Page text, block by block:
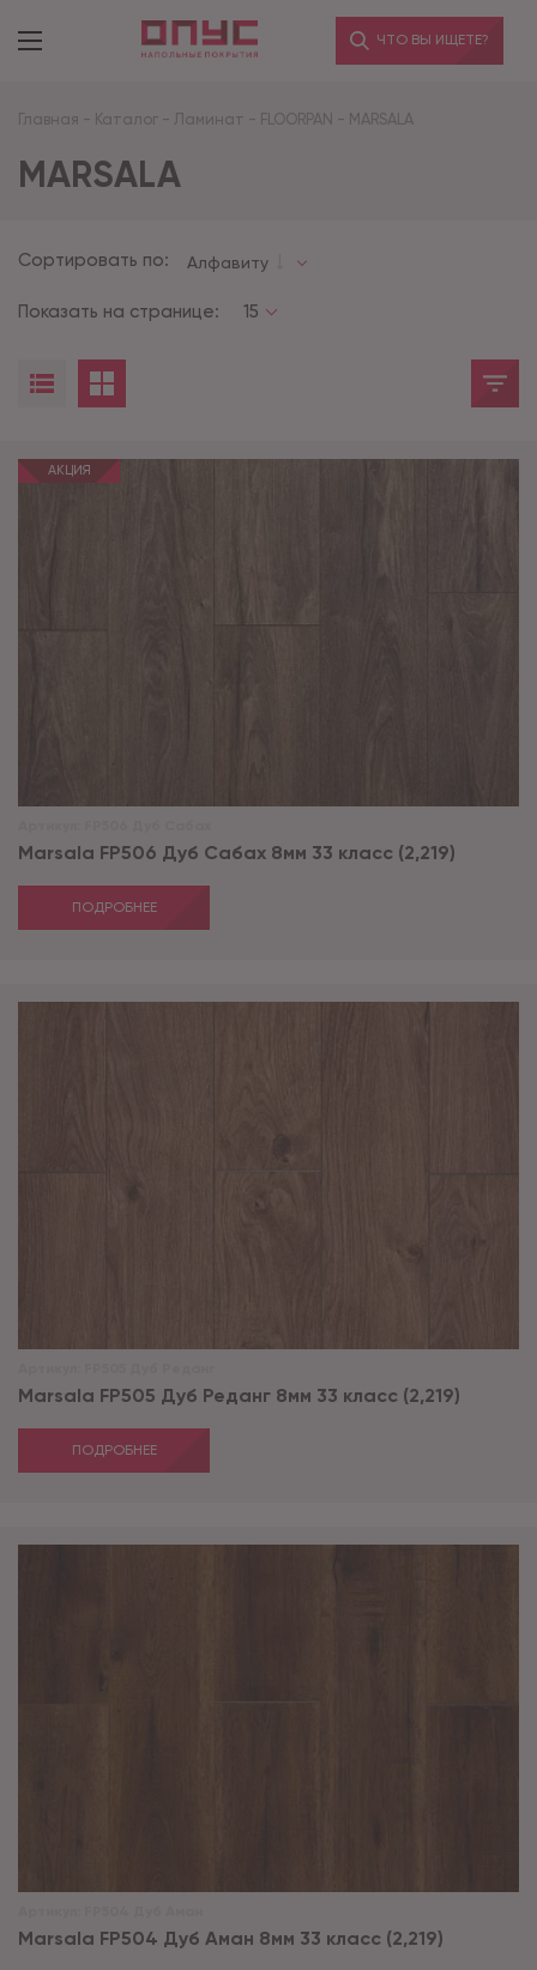
ЧТО ВЫ ИЩЕТЕ?
Главная - Каталог - Ламинат - FLOORPAN - MARSALA
MARSALA
Сортировать по: Алфавиту
Показать на странице: 15
АКЦИЯ
Marsala FP506 Дуб Сабах 8мм 33 класс (2,219)
ПОДРОБНЕЕ
Marsala FP505 Дуб Реданг 8мм 33 класс (2,219)
ПОДРОБНЕЕ
Marsala FP504 Дуб Аман 8мм 33 класс (2,219)